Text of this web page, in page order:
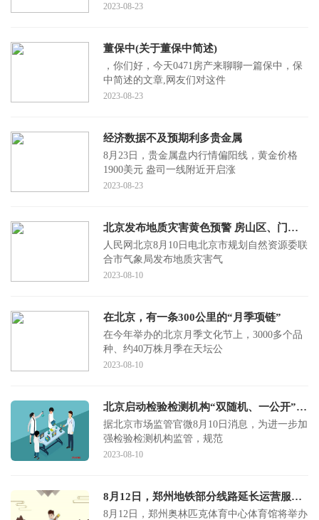
2023-08-23
董保中(关于董保中简述)
，你们好，今天0471房产来聊聊一篇保中，保
中简述的文章,网友们对这件
2023-08-23
经济数据不及预期利多贵金属
8月23日，贵金属盘内行情偏阳线，黄金价格
1900美元 盎司一线附近开启涨
2023-08-23
北京发布地质灾害黄色预警 房山区、门头沟区、昌平区发生地质灾害风险较高
人民网北京8月10日电北京市规划自然资源委联
合市气象局发布地质灾害气
2023-08-10
在北京，有一条300公里的“月季项链”
在今年举办的北京月季文化节上，3000多个品
种、约40万株月季在天坛公
2023-08-10
北京启动检验检测机构“双随机、一公开”监督抽查，机动车检验等9个领域系重点
据北京市场监管官微8月10日消息，为进一步加
强检验检测机构监管，规范
2023-08-10
8月12日，郑州地铁部分线路延长运营服务时间
8月12日，郑州奥林匹克体育中心体育馆将举办